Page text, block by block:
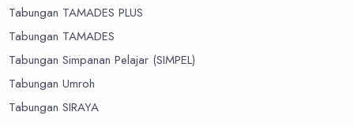
Tabungan TAMADES PLUS
Tabungan TAMADES
Tabungan Simpanan Pelajar (SIMPEL)
Tabungan Umroh
Tabungan SIRAYA